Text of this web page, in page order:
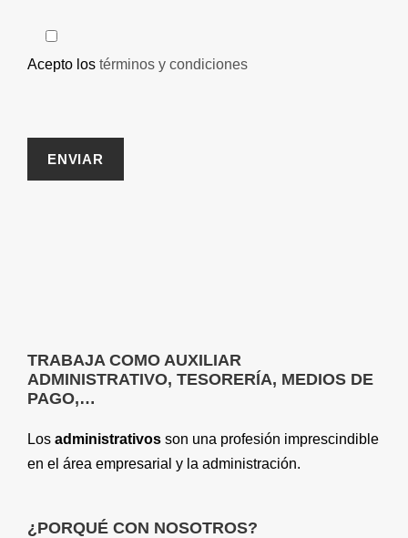
Acepto los términos y condiciones
TRABAJA COMO AUXILIAR
ADMINISTRATIVO, TESORERÍA, MEDIOS DE
PAGO,…
Los administrativos son una profesión imprescindible
en el área empresarial y la administración.
¿PORQUÉ CON NOSOTROS?